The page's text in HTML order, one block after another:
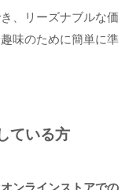
、リーズナブルな価
味のために簡単に準
ている方